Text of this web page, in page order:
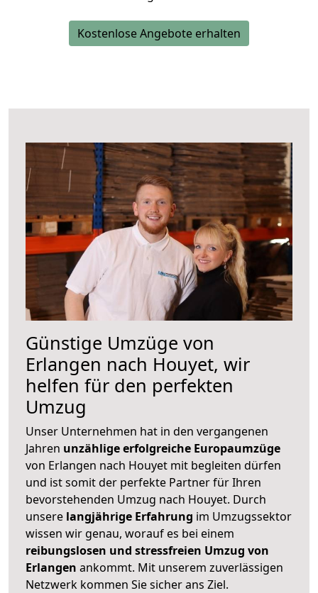
Kostenlose Angebote erhalten
Günstige Umzüge von
Erlangen nach Houyet, wir
helfen für den perfekten
Umzug
Unser Unternehmen hat in den vergangenen
Jahren unzählige erfolgreiche Europaumzüge
von Erlangen nach Houyet mit begleiten dürfen
und ist somit der perfekte Partner für Ihren
bevorstehenden Umzug nach Houyet. Durch
unsere langjährige Erfahrung im Umzugssektor
wissen wir genau, worauf es bei einem
reibungslosen und stressfreien Umzug von
Erlangen ankommt. Mit unserem zuverlässigen
Netzwerk kommen Sie sicher ans Ziel.